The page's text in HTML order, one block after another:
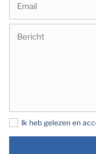
Ik heb gelezen en